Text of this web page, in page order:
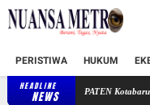
PERISTIWA HUKUM
HEADLINE
NEWS
PATEN Kotabaru 2026